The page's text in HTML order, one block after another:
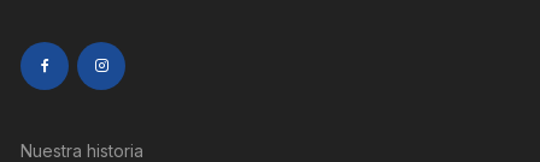
Nuestra historia